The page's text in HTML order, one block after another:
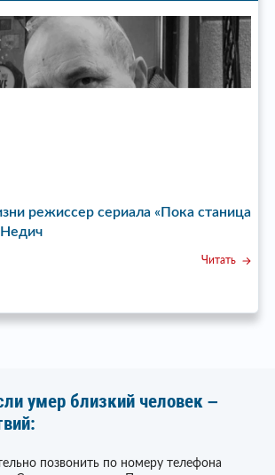
режиссер сериала «Пока станица
Читать
умер близкий человек –
позвонить по номеру телефона